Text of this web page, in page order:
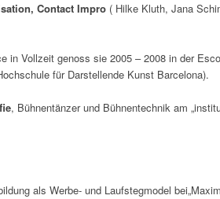
Contact Impro ( Hilke Kluth, Jana
in Vollzeit genoss sie 2005 – 2008 in der
für Darstellende Kunst Barcelona).
, Bühnentänzer und Bühnentechnik am
als Werbe- und Laufstegmodel